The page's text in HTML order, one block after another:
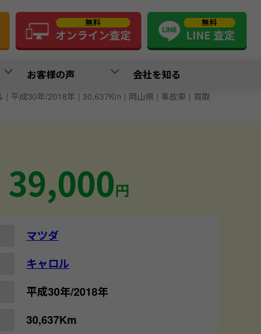
お客様の声 会社を知る
| 平成30年/2018年 | 30,637Km | 岡山県 | 事故車 | 買取
39,000円
マツダ
キャロル
平成30年/2018年
30,637Km